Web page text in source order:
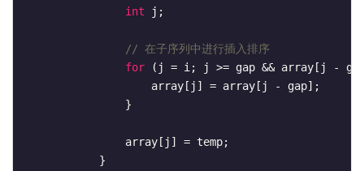
int j;
// 在子序列中进行插入排序
for (j = i; j >= gap && array[j -
                    array[j] = array[j - gap];
                }
                array[j] = temp;
            }